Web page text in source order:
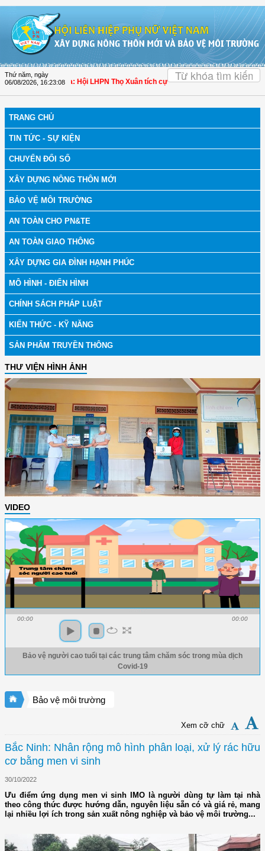
Thứ năm, ngày
06/08/2026 16:23:09
bệnh | Thanh Hóa: Hội LHPN Thọ Xuân tích cực góp phần nâng cao tỷ lệ
TRANG CHỦ
TIN TỨC - SỰ KIỆN
CHUYỂN ĐỔI SỐ
XÂY DỰNG NÔNG THÔN MỚI
BẢO VỆ MÔI TRƯỜNG
AN TOÀN CHO PN&TE
AN TOÀN GIAO THÔNG
XÂY DỰNG GIA ĐÌNH HẠNH PHÚC
MÔ HÌNH - ĐIỂN HÌNH
CHÍNH SÁCH PHÁP LUẬT
KIẾN THỨC - KỸ NĂNG
SẢN PHẨM TRUYỀN THÔNG
THƯ VIỆN HÌNH ẢNH
VIDEO
00:00 00:00
Bảo vệ người cao tuổi tại các trung tâm chăm sóc trong mùa dịch
Covid-19
Bảo vệ môi trường
Xem cỡ chữ
Bắc Ninh: Nhân rộng mô hình phân loại, xử lý rác hữu
cơ bằng men vi sinh
30/10/2022
Ưu điểm ứng dụng men vi sinh IMO là người dùng tự làm tại nhà
theo công thức được hướng dẫn, nguyên liệu sẵn có và giá rẻ, mang
lại nhiều lợi ích trong sản xuất nông nghiệp và bảo vệ môi trường...
OK